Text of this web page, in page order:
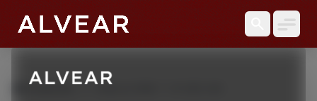
Productos HOJILLA RAW 1 1/4 300 UNI